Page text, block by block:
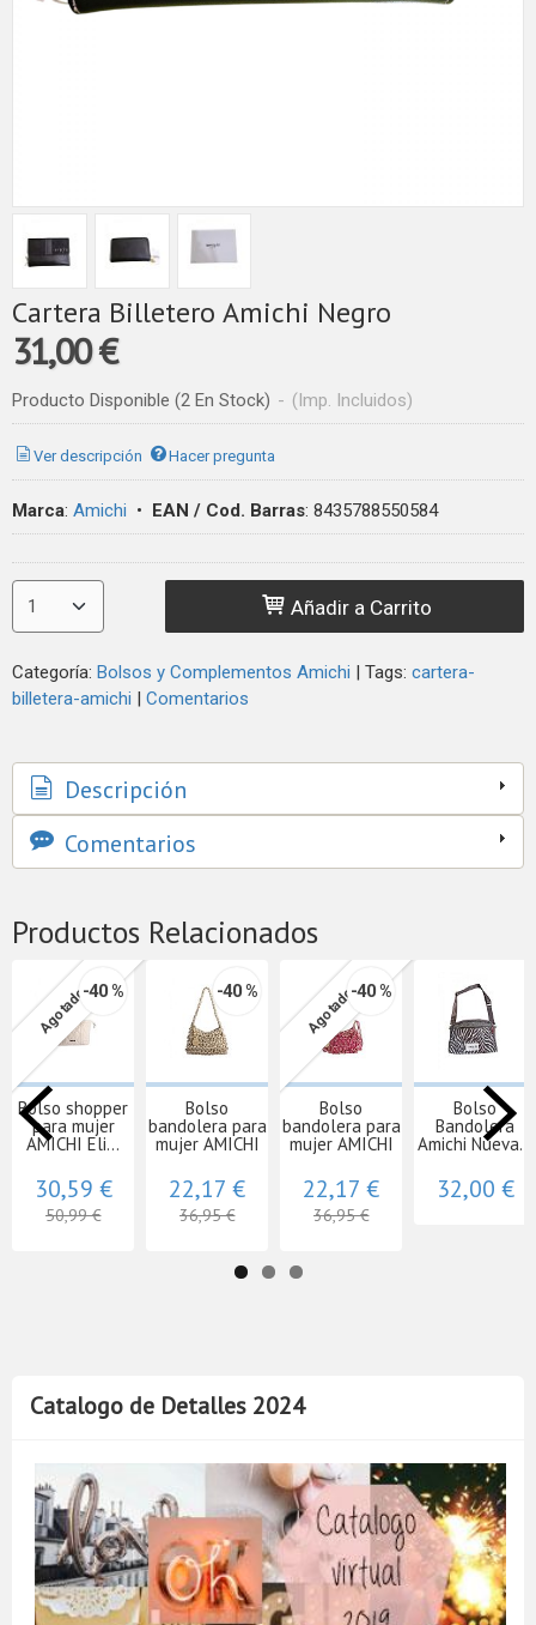
Catalogo de Detalles 2024
Cartera Billetero Amichi Negro
31,00 €
Producto Disponible (2 En Stock) - (Imp. Incluidos)
Ver descripción Hacer pregunta
Marca: Amichi • EAN / Cod. Barras: 8435788550584
Añadir a Carrito
Categoría: Bolsos y Complementos Amichi | Tags: cartera-
billetera-amichi | Comentarios
Descripción
Comentarios
Productos Relacionados
Agotado-40 %
Bolso shopper
para mujer
AMICHI Eli...
30,59 €
50,99 €
-40 %
Bolso
bandolera para
mujer AMICHI
22,17 €
36,95 €
Agotado-40 %
Bolso
bandolera para
mujer AMICHI
22,17 €
36,95 €
Bolso
Bandolera
Amichi Nueva...
32,00 €